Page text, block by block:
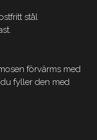
stål
förvärms med
fyller den med